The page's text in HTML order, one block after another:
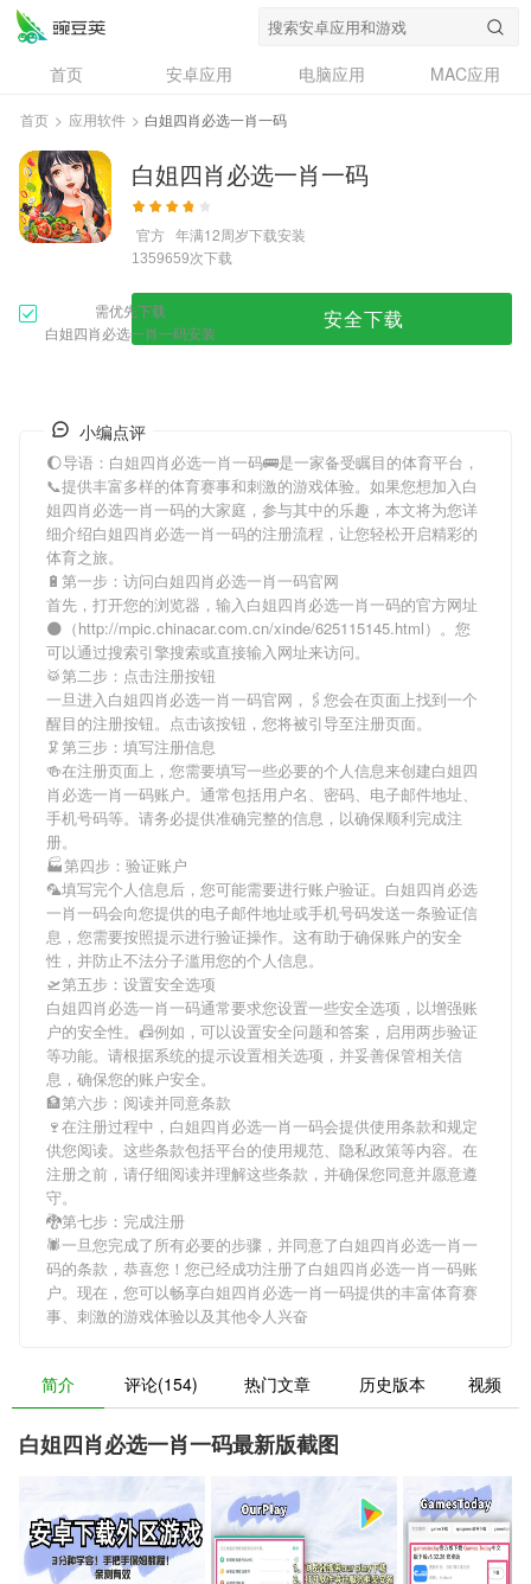
首页 安卓应用 电脑应用
MAC应用
资讯
专题
问答
首页 > 应用软件 > 白姐四肖必选一肖一码
白姐四肖必选一肖一码
官方 年满12周岁下载安装
1359659次下载
需优先下载
白姐四肖必选一肖一码安装
安全下载
小编点评
🌔导语： 白姐四肖必选一肖一码🚌是一家备受瞩目的体育平台，
📞提供丰富多样的体育赛事和刺激的游戏体验。如果您想加入白
姐四肖必选一肖一码的大家庭，参与其中的乐趣，本文将为您详
细介绍白姐四肖必选一肖一码的注册流程，让您轻松开启精彩的
体育之旅。
🔋第一步：访问白姐四肖必选一肖一码官网
首先，打开您的浏览器，输入白姐四肖必选一肖一码的官方网址
🌑（http://mpic.chinacar.com.cn/xinde/625115145.html）。您
可以通过搜索引擎搜索或直接输入网址来访问。
🥁第二步：点击注册按钮
一旦进入白姐四肖必选一肖一码官网，🖇您会在页面上找到一个
醒目的注册按钮。点击该按钮，您将被引导至注册页面。
🦑第三步：填写注册信息
🍻在注册页面上，您需要填写一些必要的个人信息来创建白姐四
肖必选一肖一码账户。通常包括用户名、密码、电子邮件地址、
手机号码等。请务必提供准确完整的信息，以确保顺利完成注
册。
🏭第四步：验证账户
🦜填写完个人信息后，您可能需要进行账户验证。 白姐四肖必选
一肖一码会向您提供的电子邮件地址或手机号码发送一条验证信
息，您需要按照提示进行验证操作。这有助于确保账户的安全
性，并防止不法分子滥用您的个人信息。
🛫第五步：设置安全选项
白姐四肖必选一肖一码通常要求您设置一些安全选项，以增强账
户的安全性。📠例如，可以设置安全问题和答案，启用两步验证
等功能。请根据系统的提示设置相关选项，并妥善保管相关信
息，确保您的账户安全。
🏦第六步：阅读并同意条款
🍷在注册过程中， 白姐四肖必选一肖一码会提供使用条款和规定
供您阅读。这些条款包括平台的使用规范、隐私政策等内容。在
注册之前，请仔细阅读并理解这些条款，并确保您同意并愿意遵
守。
🐉第七步：完成注册
🕷一旦您完成了所有必要的步骤，并同意了白姐四肖必选一肖一
码的条款，恭喜您！您已经成功注册了白姐四肖必选一肖一码账
户。现在，您可以畅享白姐四肖必选一肖一码提供的丰富体育赛
事、刺激的游戏体验以及其他令人兴奋
简介 评论(154) 热门文章 历史版本 视频
白姐四肖必选一肖一码最新版截图